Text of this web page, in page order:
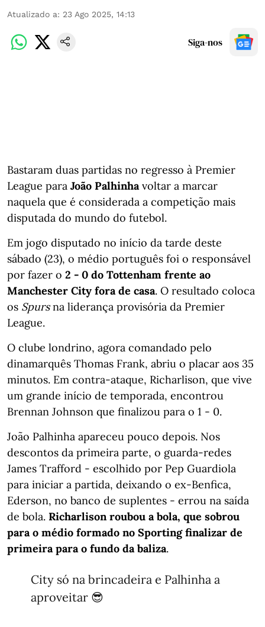
Atualizado a: 23 Ago 2025, 14:13
Siga-nos
Bastaram duas partidas no regresso à Premier
League para João Palhinha voltar a marcar
naquela que é considerada a competição mais
disputada do mundo do futebol.
Em jogo disputado no início da tarde deste
sábado (23), o médio português foi o responsável
por fazer o 2 - 0 do Tottenham frente ao
Manchester City fora de casa. O resultado coloca
os Spursna liderança provisória da Premier
League.
O clube londrino, agora comandado pelo
dinamarquês Thomas Frank, abriu o placar aos 35
minutos. Em contra-ataque, Richarlison, que vive
um grande início de temporada, encontrou
Brennan Johnson que finalizou para o 1 - 0.
João Palhinha apareceu pouco depois. Nos
descontos da primeira parte, o guarda-redes
James Trafford - escolhido por Pep Guardiola
para iniciar a partida, deixando o ex-Benfica,
Ederson, no banco de suplentes - errou na saída
de bola. Richarlison roubou a bola, que sobrou
para o médio formado no Sporting finalizar de
primeira para o fundo da baliza.
City só na brincadeira e Palhinha a
aproveitar 😎